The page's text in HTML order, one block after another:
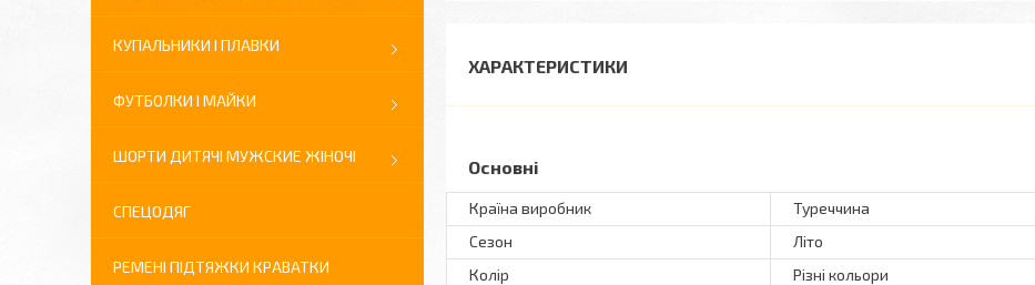
ХАРАКТЕРИСТИКИ
Основні
Країна виробник
Туреччина
Сезон
Літо
Колір
Різні кольори
КУПАЛЬНИКИ І ПЛАВКИ
ФУТБОЛКИ І МАЙКИ
ШОРТИ ДИТЯЧІ МУЖСКИЕ ЖІНОЧІ
СПЕЦОДЯГ
РЕМЕНІ ПІДТЯЖКИ КРАВАТКИ